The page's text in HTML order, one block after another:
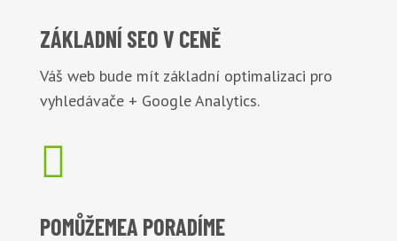
ZÁKLADNÍ SEO V CENĚ
Váš web bude mít základní optimalizaci pro
vyhledávače + Google Analytics.

POMŮŽEMEA PORADÍME